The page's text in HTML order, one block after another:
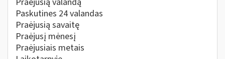
Paskutines 24 valandas
Praėjusią savaitę
Praėjusį mėnesį
Praėjusiais metais